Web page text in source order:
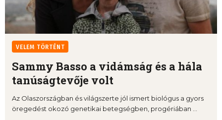
VELEM TÖRTÉNT
Sammy Basso a vidámság és a hála
tanúságtevője volt
Az Olaszországban és világszerte jól ismert biológus a gyors
öregedést okozó genetikai betegségben, progériában ...